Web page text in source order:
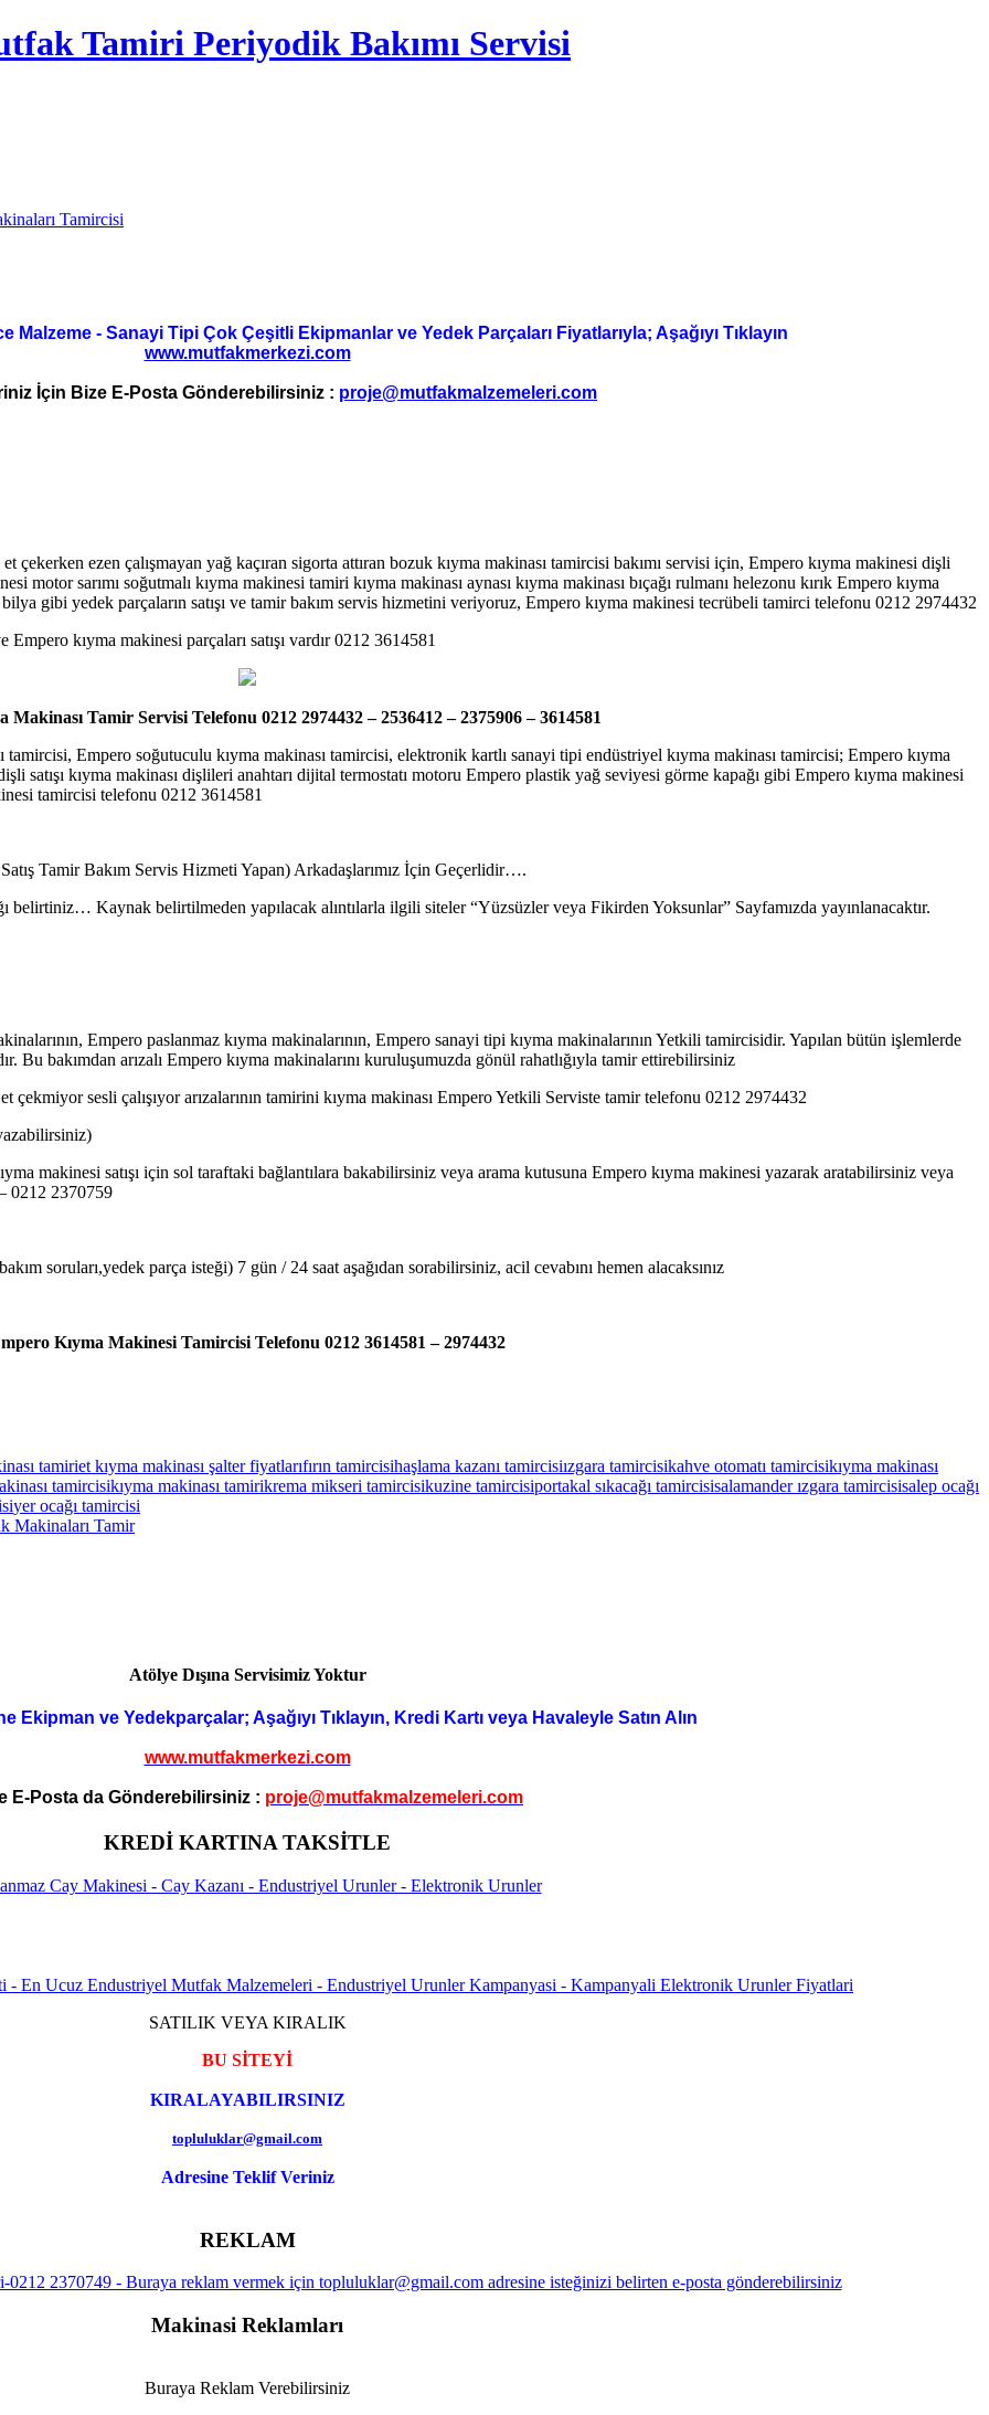
Tamiri Periyodik Bakımı Servisi
Tamircisi
- Sanayi Tipi Çok Çeşitli Ekipmanlar ve Yedek Parçaları Fiyatlarıyla; Aşağıyı Tıklayın
www.mutfakmerkezi.com
İçin Bize E-Posta Gönderebilirsiniz : proje@mutfakmalzemeleri.com
ezen çalışmayan yağ kaçıran sigorta attıran bozuk kıyma makinası tamircisi bakımı servisi için, Empero kıyma makinesi dişli
sarımı soğutmalı kıyma makinesi tamiri kıyma makinası aynası kıyma makinası bıçağı rulmanı helezonu kırık Empero kıyma
gibi yedek parçaların satışı ve tamir bakım servis hizmetini veriyoruz, Empero kıyma makinesi tecrübeli tamirci telefonu 0212 2974432
kıyma makinesi parçaları satışı vardır 0212 3614581
Makinası Tamir Servisi Telefonu 0212 2974432 – 2536412 – 2375906 – 3614581
Empero soğutuculu kıyma makinası tamircisi, elektronik kartlı sanayi tipi endüstriyel kıyma makinası tamircisi; Empero kıyma
satışı kıyma makinası dişlileri anahtarı dijital termostatı motoru Empero plastik yağ seviyesi görme kapağı gibi Empero kıyma makinesi
tamircisi telefonu 0212 3614581
Tamir Bakım Servis Hizmeti Yapan) Arkadaşlarımız İçin Geçerlidir….
belirtiniz… Kaynak belirtilmeden yapılacak alıntılarla ilgili siteler “Yüzsüzler veya Fikirden Yoksunlar” Sayfamızda yayınlanacaktır.
Empero paslanmaz kıyma makinalarının, Empero sanayi tipi kıyma makinalarının Yetkili tamircisidir. Yapılan bütün işlemlerde
Bu bakımdan arızalı Empero kıyma makinalarını kuruluşumuzda gönül rahatlığıyla tamir ettirebilirsiniz
çekmiyor sesli çalışıyor arızalarının tamirini kıyma makinası Empero Yetkili Serviste tamir telefonu 0212 2974432
makinesi satışı için sol taraftaki bağlantılara bakabilirsiniz veya arama kutusuna Empero kıyma makinesi yazarak aratabilirsiniz veya
0212 2370759
soruları,yedek parça isteği) 7 gün / 24 saat aşağıdan sorabilirsiniz, acil cevabını hemen alacaksınız
Kıyma Makinesi Tamircisi Telefonu 0212 3614581 – 2974432
tamiriet kıyma makinası şalter fiyatlarıfırın tamircisihaşlama kazanı tamircisiızgara tamircisikahve otomatı tamircisikıyma makinası
tamircisikıyma makinası tamirikrema mikseri tamircisikuzine tamircisiportakal sıkacağı tamircisisalamander ızgara tamircisisalep ocağı
yer ocağı tamircisi
Makinaları Tamir
Atölye Dışına Servisimiz Yoktur
Ekipman ve Yedekparçalar; Aşağıyı Tıklayın, Kredi Kartı veya Havaleyle Satın Alın
www.mutfakmerkezi.com
E-Posta da Gönderebilirsiniz : proje@mutfakmalzemeleri.com
KREDİ KARTINA TAKSİTLE
SATILIK VEYA KIRALIK
BU SİTEYİ
KIRALAYABILIRSINIZ
topluluklar@gmail.com
Adresine Teklif Veriniz
REKLAM
Makinasi Reklamları
Buraya Reklam Verebilirsiniz